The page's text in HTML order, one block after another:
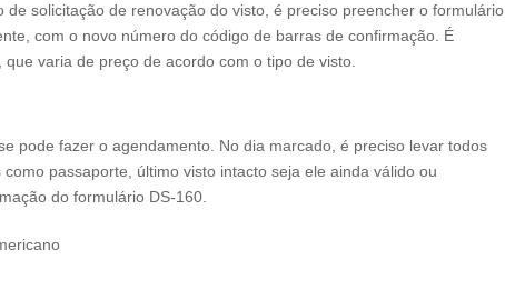
de solicitação de renovação do visto, é preciso preencher o formulário
com o novo número do código de barras de confirmação. É
varia de preço de acordo com o tipo de visto.
pode fazer o agendamento. No dia marcado, é preciso levar todos
passaporte, último visto intacto seja ele ainda válido ou
do formulário DS-160.